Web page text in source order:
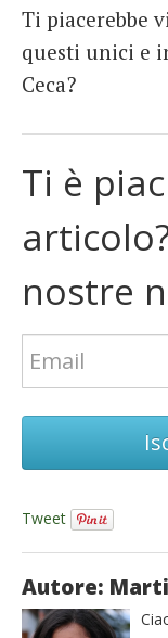
Ti piacerebbe
questi unici e
Ceca?
Ti è
nostre
Tweet
Autore: